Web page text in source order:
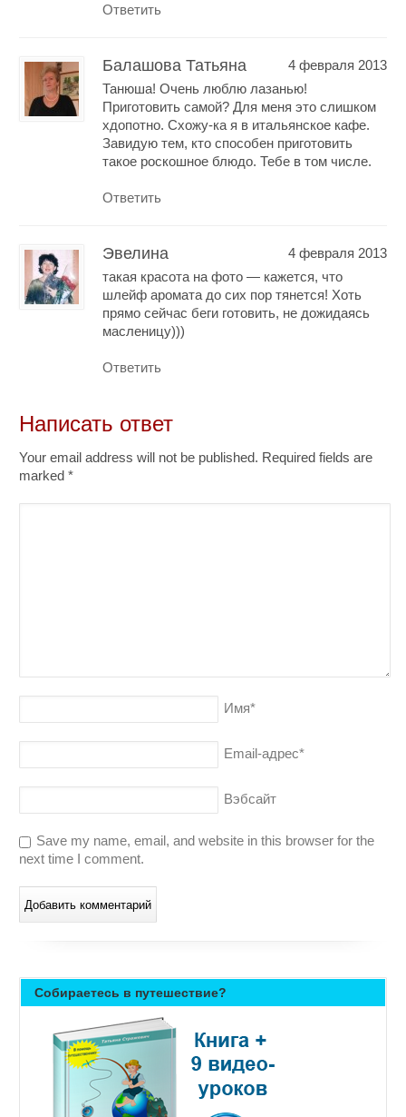
Ответить
Балашова Татьяна
4 февраля 2013
Танюша! Очень люблю лазанью!
Приготовить самой? Для меня это слишком
хдопотно. Схожу-ка я в итальянское кафе.
Завидую тем, кто способен приготовить
такое роскошное блюдо. Тебе в том числе.
Ответить
Эвелина
4 февраля 2013
такая красота на фото — кажется, что
шлейф аромата до сих пор тянется! Хоть
прямо сейчас беги готовить, не дожидаясь
масленицу)))
Ответить
Написать ответ
Your email address will not be published. Required fields are
marked*
Имя*
Email-адрес*
Вэбсайт
Save my name, email, and website in this browser for the
next time I comment.
Собираетесь в путешествие?